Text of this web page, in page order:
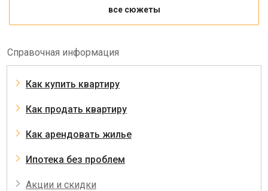
все сюжеты
Справочная информация
Как купить квартиру
Как продать квартиру
Как арендовать жилье
Ипотека без проблем
Акции и скидки